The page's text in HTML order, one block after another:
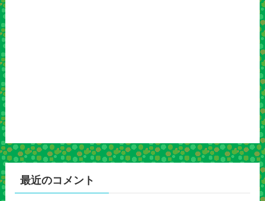
最近のコメント